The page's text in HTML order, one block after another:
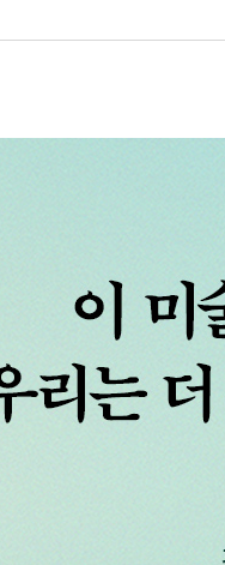
다: 케테 콜비츠
다: 툴루즈 로트레크
: 조르주 쇠라
: 렘브란트 판레인
그림들